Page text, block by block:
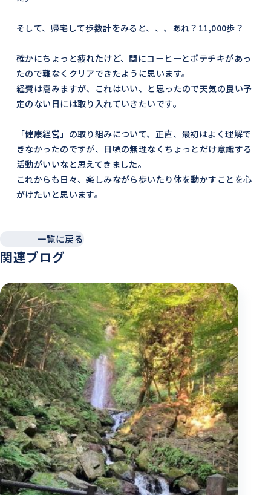
そして、帰宅して歩数計をみると、、、あれ？11,000歩？
確かにちょっと疲れたけど、間にコーヒーとポテチキがあっ
たので難なくクリアできたように思います。
経費は嵩みますが、これはいい、と思ったので天気の良い予
定のない日には取り入れていきたいです。
「健康経営」の取り組みについて、正直、最初はよく理解で
きなかったのですが、日頃の無理なくちょっとだけ意識する
活動がいいなと思えてきました。
これからも日々、楽しみながら歩いたり体を動かすことを心
がけたいと思います。
一覧に戻る
関連ブログ